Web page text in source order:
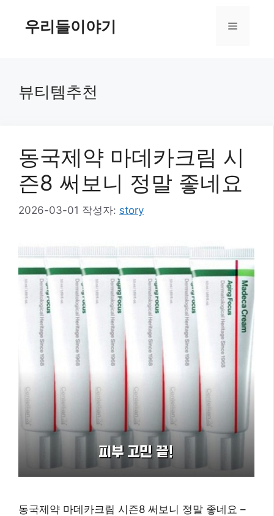
우리들이야기 메
뷰티템추천
동국제약 마데카크림 시
즌8 써보니 정말 좋네요
2026-03-01 작성자: story
동국제약 마데카크림 시즌8 써보니 정말 좋네요 –